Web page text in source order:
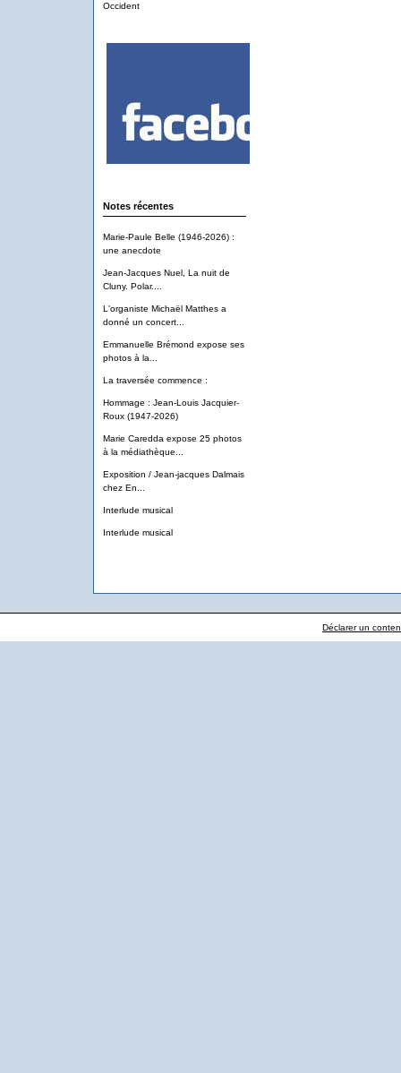
Occident
Notes récentes
Marie-Paule Belle (1946-2026) :
une anecdote
Jean-Jacques Nuel, La nuit de
Cluny. Polar....
L'organiste Michaël Matthes a
donné un concert...
Emmanuelle Brémond expose ses
photos à la...
La traversée commence :
Hommage : Jean-Louis Jacquier-
Roux (1947-2026)
Marie Caredda expose 25 photos
à la médiathèque...
Exposition / Jean-jacques Dalmais
chez En...
Interlude musical
Interlude musical
Déclarer un